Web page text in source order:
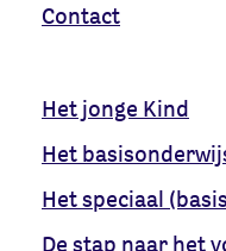
Contact
Het jonge Kind
Het
Het speciaal
De stap naar het